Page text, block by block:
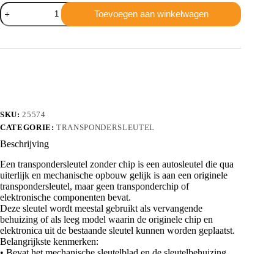
Transpondersleutel
MH
profiel
zonder
Toevoegen aan winkelwagen
SKU:25574
CATEGORIE:TRANSPONDERSLEUTEL
Beschrijving
Een transpondersleutel zonder chip is een autosleutel die qua
uiterlijk en mechanische opbouw gelijk is aan een originele
transpondersleutel, maar geen transponderchip of
elektronische componenten bevat.
Deze sleutel wordt meestal gebruikt als vervangende
behuizing of als leeg model waarin de originele chip en
elektronica uit de bestaande sleutel kunnen worden geplaatst.
Belangrijkste kenmerken: